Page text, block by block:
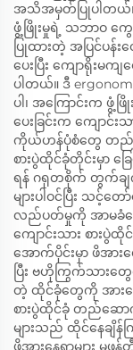
အသိအမှတ်ပြုပါတယ်။ က
ဖွံ့ဖြိုးမှုရဲ့ သဘာဝ ကွ
ပြုထားတဲ့ အပြင်ပန်
ပေးပြီး ကျောရိုးမ
ပါတယ်။ ဒီ
ပါ၊ အကြောင်းက ဖွံ့
ပေးခြင်းက ကျော
ကိုယ်ဟန်ပုံစံတွေ တည်ထေ
စားပွဲထိုင်ခုံတိုင်းမှာ ခ
ရန် ဂရုတစိုက် တွက်ခ
များပါဝင်ပြီး သင့်
လည်ပတ်မှုကို အာမခံပ
ကျောင်းသား စား
အောက်ပိုင်းမှာ ဖိအား
ပြီး ဗဟိုကြွက်သားတွ
တဲ့ ထိုင်ခုံတွေကို အားပေ
စားပွဲထိုင်ခုံ တည်ဆော
များသည် ထိုင်နေချိန်
ဖိအားနေရာများ